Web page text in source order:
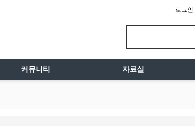
로그인
커뮤니티 자료실